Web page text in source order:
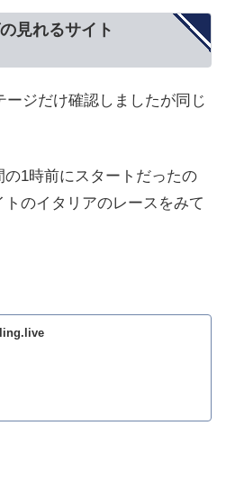
見れるサイト
ージだけ確認しましたが同じ
1時前にスタートだったの
のイタリアのレースをみて